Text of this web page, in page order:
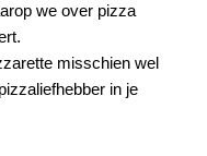
we over pizza
misschien wel
in je